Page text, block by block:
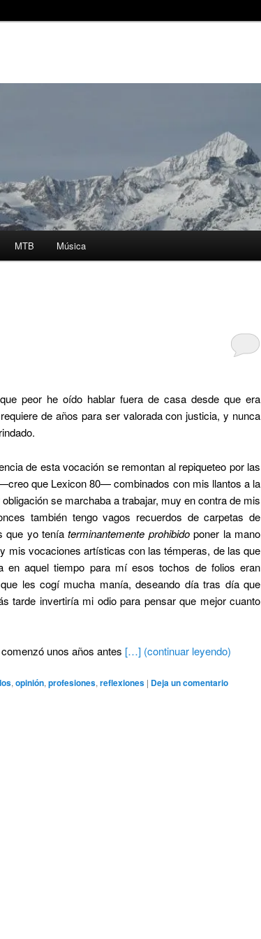
MTB Música
peor he oído hablar fuera de casa desde que era
de años para ser valorada con justicia, y nunca
de esta vocación se remontan al repiqueteo por las
que Lexicon 80— combinados con mis llantos a la
se marchaba a trabajar, muy en contra de mis
también tengo vagos recuerdos de carpetas de
que yo teníaterminantemente prohibidoponer la mano
mis vocaciones artísticas con las témperas, de las que
en aquel tiempo para mí esos tochos de folios eran
les cogí mucha manía, deseando día tras día que
tarde invertiría mi odio para pensar que mejor cuanto
unos años antes […] (continuar leyendo)
, opinión, profesiones, reflexiones | Deja un comentario